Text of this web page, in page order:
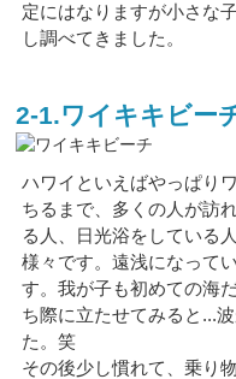
定にはなりますが小さな
し調べてきました。
2-1.ワイキキビー
ハワイといえばやっぱり
ちるまで、多くの人が訪
る人、日光浴をしている
様々です。遠浅になって
す。我が子も初めての海
ち際に立たせてみると...
た。笑
その後少し慣れて、乗り